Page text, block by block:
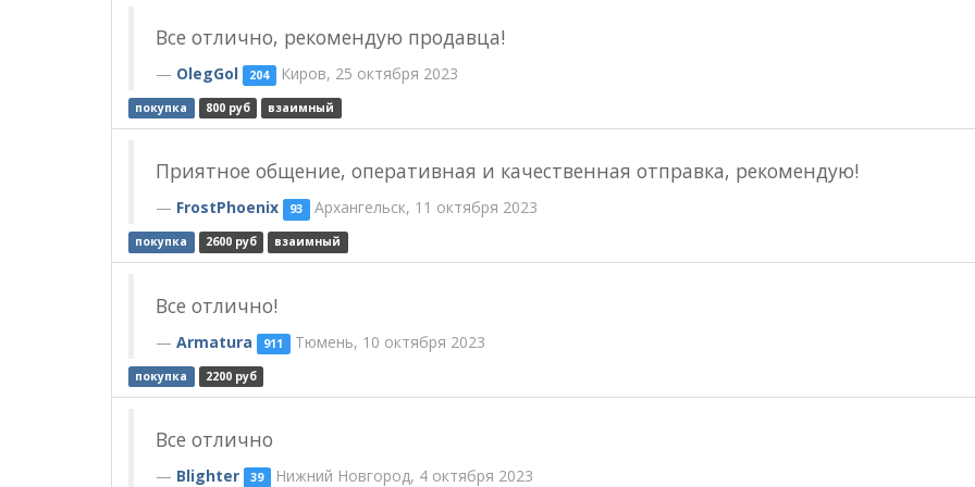
Все отлично, рекомендую продавца!
OlegGol 204 Киров, 25 октября 2023
покупка 800 руб взаимный
Приятное общение, оперативная и качественная отправка, рекомендую!
FrostPhoenix 93 Архангельск, 11 октября 2023
покупка 2600 руб взаимный
Все отлично!
Armatura 911 Тюмень, 10 октября 2023
покупка 2200 руб
Все отлично
Blighter 39 Нижний Новгород, 4 октября 2023